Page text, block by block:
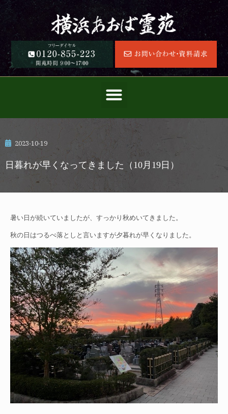
2023-10-19
日暮れが早くなってきました（10月19日）
暑い日が続いていましたが、すっかり秋めいてきました。
秋の日はつるべ落としと言いますが夕暮れが早くなりました。